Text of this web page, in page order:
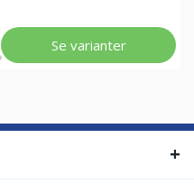
Se varianter